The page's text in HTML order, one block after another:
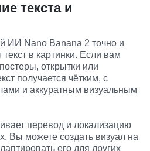
текста и
ИИ Nano Banana 2 точно и
в картинки. Если вам
открытки или
получается чётким, с
и аккуратным визуальным
перевод и локализацию
Вы можете создать визуал на
его для других